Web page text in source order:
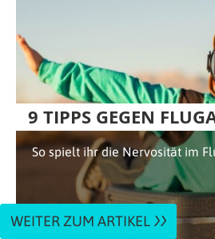
9 TIPPS GEGEN
So spielt ihr die Nervosität im
WEITER ZUM ARTIKEL